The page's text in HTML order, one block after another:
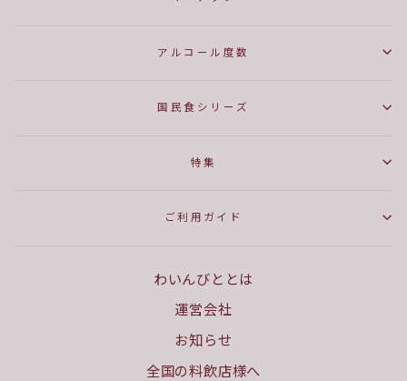
アルコール度数
国民食シリーズ
特集
ご利用ガイド
わいんびととは
運営会社
お知らせ
全国の料飲店様へ